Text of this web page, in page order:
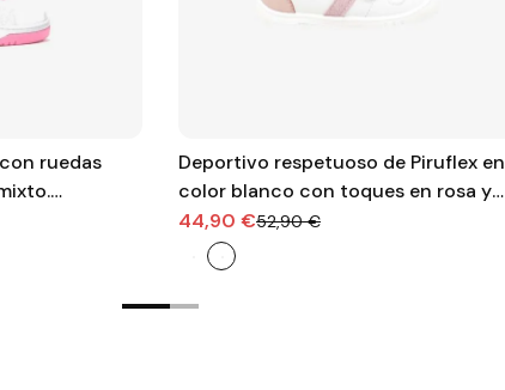
ruedas
diversión
Deportivo respetuoso de Piruflex en
color blanco con toques en rosa y
turquesa.
44,90 €52,90 €